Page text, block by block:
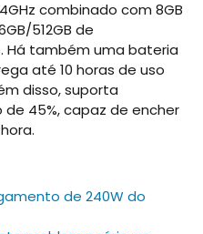
combinado com 8GB
512GB de
Há também uma bateria
até 10 horas de uso
disso, suporta
45%, capaz de encher
de 240W do